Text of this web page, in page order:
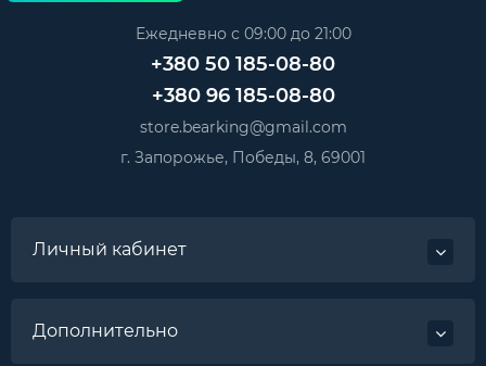
Ежедневно с 09:00 до 21:00
+380 50 185-08-80
+380 96 185-08-80
store.bearking@gmail.com
г. Запорожье, Победы, 8, 69001
Личный кабинет
Дополнительно